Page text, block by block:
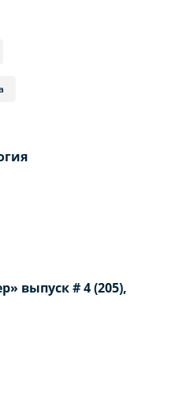
выпуск # 4 (205),